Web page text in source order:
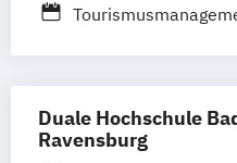
Heilbronn
Kassel
München Bochum
Wiesbaden
Hoyerswerda
Schwentinental / Kiel
Duale Hochschule
Ravensburg